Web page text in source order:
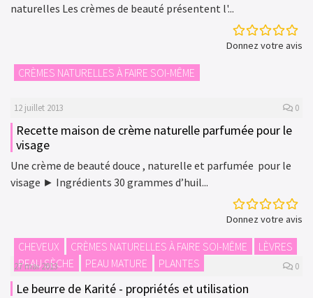
naturelles Les crèmes de beauté présentent l'...
Donnez votre avis
CRÈMES NATURELLES À FAIRE SOI-MÊME
12 juillet 2013 0
Recette maison de crème naturelle parfumée pour le
visage
Une crème de beauté douce , naturelle et parfumée pour le
visage ► Ingrédients 30 grammes d’huil...
Donnez votre avis
CHEVEUX CRÈMES NATURELLES À FAIRE SOI-MÊME
LÈVRES
PEAU SÈCHE
PEAU MATURE PLANTES
27 mai 2013 0
Le beurre de Karité - propriétés et utilisation